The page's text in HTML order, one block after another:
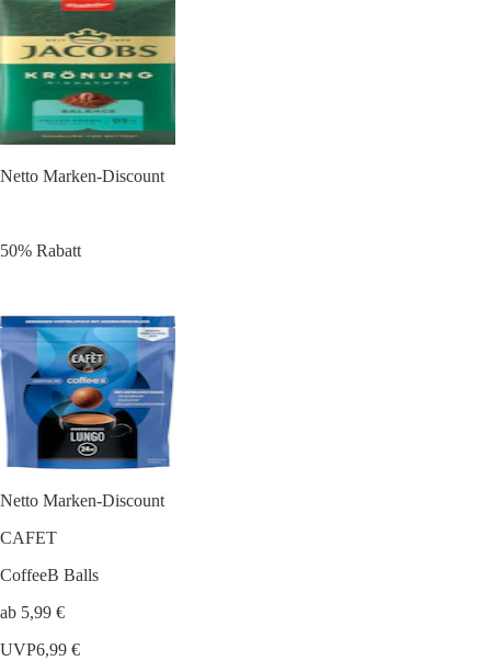
Netto Marken-Discount
50% Rabatt
Netto Marken-Discount
CAFET
CoffeeB Balls
ab 5,99 €
UVP6,99 €